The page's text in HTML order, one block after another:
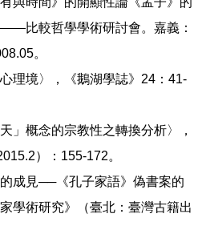
比較哲學學術研討會。嘉義：
。
理境〉，《鵝湖學誌》24：41-
」概念的宗教性之轉換分析〉，
）：155-172。
成見──《孔子家語》偽書案的
學術研究》（臺北：臺灣古籍出